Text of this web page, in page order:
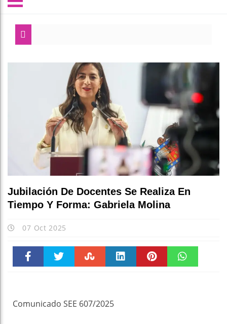
Jubilación De Docentes Se Realiza En
Tiempo Y Forma: Gabriela Molina
07 Oct 2025
Comunicado SEE 607/2025